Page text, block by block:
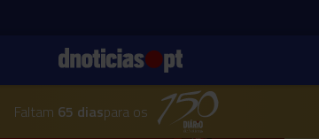
Faltam 65 diaspara os